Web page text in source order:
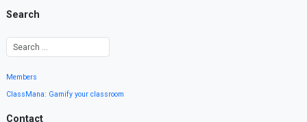
Search
Members
ClassMana: Gamify your classroom
Contact